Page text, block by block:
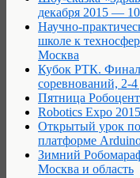
декабря 2015 —
Научно-
школе к
Москва
Кубок РТК. Финал
соревнований, 2-
Пятница
Robotics Expo
Открытый урок
платформе
Зимний
Москва и область